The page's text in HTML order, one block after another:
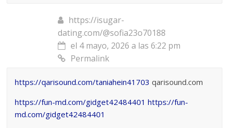
https://isugar-
dating.com/@sofia23o70188
el 4 mayo, 2026 a las 6:22 pm
Permalink
https://qarisound.com/taniahein41703 qarisound.com
https://fun-md.com/gidget42484401 https://fun-
md.com/gidget42484401